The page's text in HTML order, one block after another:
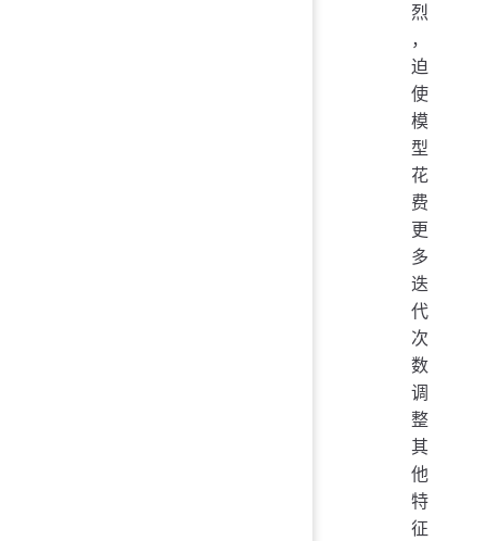
烈
，
迫
使
模
型
花
费
更
多
迭
代
次
数
调
整
其
他
特
征